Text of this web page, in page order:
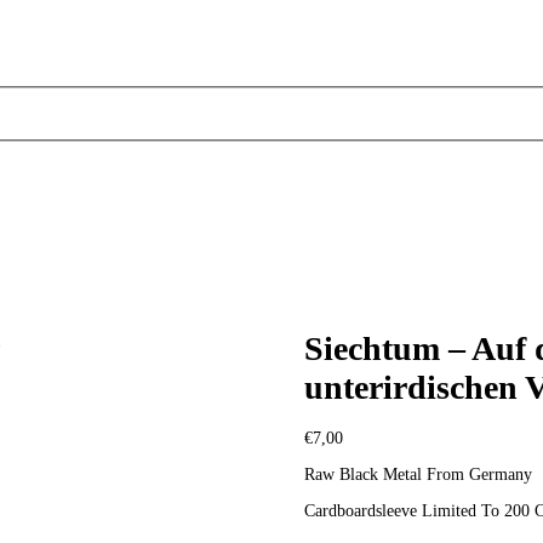
Siechtum – Auf
unterirdischen
€7,00
Raw Black Metal From Germany
Cardboardsleeve Limited To 200